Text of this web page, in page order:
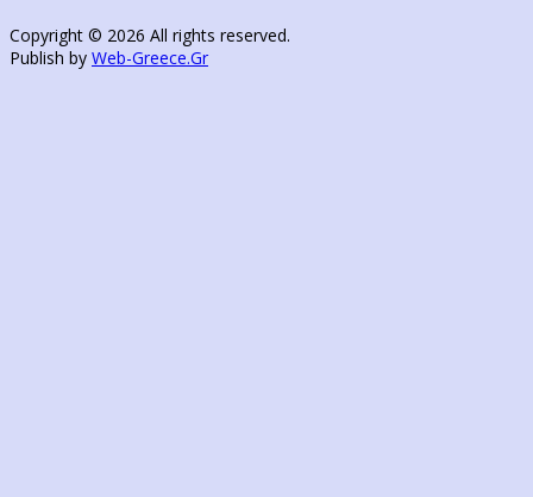
Copyright © 2026 All rights reserved.
Publish by Web-Greece.Gr